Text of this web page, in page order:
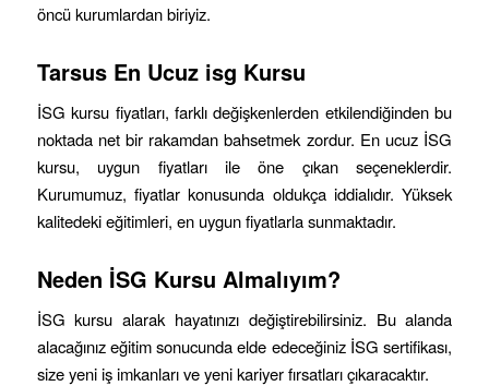
öncü kurumlardan biriyiz.
Tarsus En Ucuz isg Kursu
İSG kursu fiyatları, farklı değişkenlerden etkilendiğinden bu
noktada net bir rakamdan bahsetmek zordur. En ucuz İSG
kursu, uygun fiyatları ile öne çıkan seçeneklerdir.
Kurumumuz, fiyatlar konusunda oldukça iddialıdır. Yüksek
kalitedeki eğitimleri, en uygun fiyatlarla sunmaktadır.
Neden İSG Kursu Almalıyım?
İSG kursu alarak hayatınızı değiştirebilirsiniz. Bu alanda
alacağınız eğitim sonucunda elde edeceğiniz İSG sertifikası,
size yeni iş imkanları ve yeni kariyer fırsatları çıkaracaktır.